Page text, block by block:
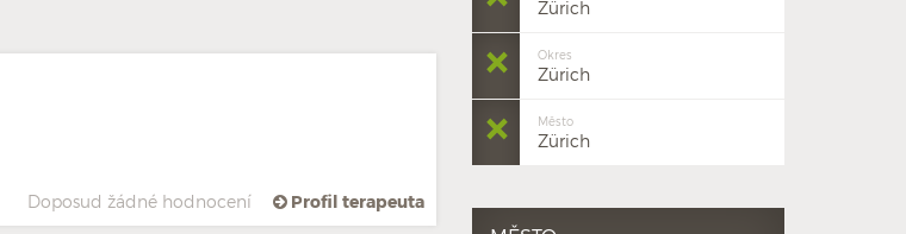
Doposud žádné hodnocení Profil terapeuta
Zürich
Okres
Zürich
Město
Zürich